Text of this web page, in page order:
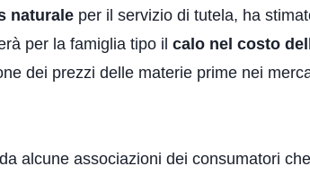
naturale per il servizio di tutela, ha
per la famiglia tipo il calo nel costo
dei prezzi delle materie prime nei
alcune associazioni dei consumatori